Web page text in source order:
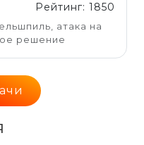
Рейтинг: 1850
атака на
решение